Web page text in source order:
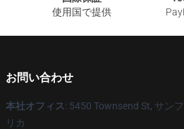
使用国で提供
お問い合わせ
本社オフィス: 5450 Townsend St, サン
リカ